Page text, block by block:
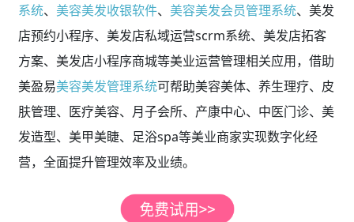
系统、 美容美发收银软件、 美容美发会员管理系统、美发
店预约小程序、美发店私域运营scrm系统、美发店拓客
方案、美发店小程序商城等美业运营管理相关应用，借助
美盈易美容美发管理系统可帮助美容美体、养生理疗、皮
肤管理、医疗美容、月子会所、产康中心、中医门诊、美
发造型、美甲美睫、足浴spa等美业商家实现数字化经
营，全面提升管理效率及业绩。